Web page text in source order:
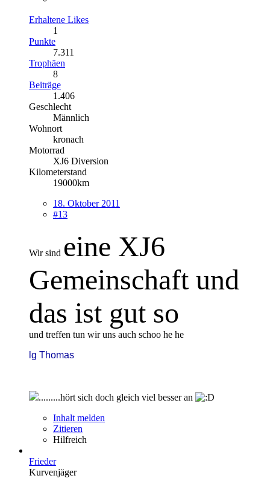
Erhaltene Likes
1
Punkte
7.311
Trophäen
8
Beiträge
1.406
Geschlecht
Männlich
Wohnort
kronach
Motorrad
XJ6 Diversion
Kilometerstand
19000km
18. Oktober 2011
#13
Wir sind eine XJ6
Gemeinschaft und
das ist gut so
und treffen tun wir uns auch schoo he he
lg Thomas
.........hört sich doch gleich viel besser an
Inhalt melden
Zitieren
Hilfreich
Frieder
Kurvenjäger